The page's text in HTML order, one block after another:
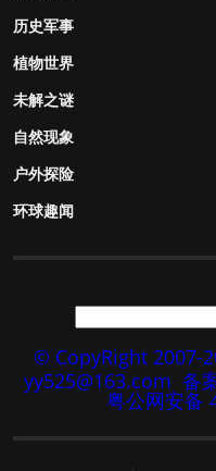
历史军事
植物世界
未解之谜
自然现象
户外探险
环球趣闻
© CopyRight 2007-
yy525@163.com 备
粤公网安备